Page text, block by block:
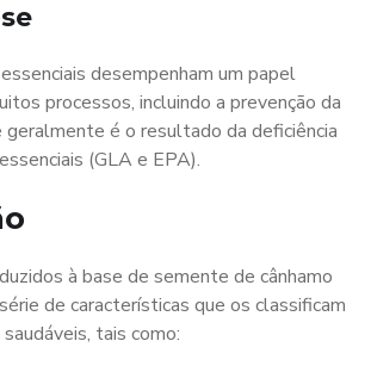
desempenham um papel
processos, incluindo a prevenção da
é o resultado da deficiência
(GLA e EPA).
à base de semente de cânhamo
de características que os classificam
tais como: